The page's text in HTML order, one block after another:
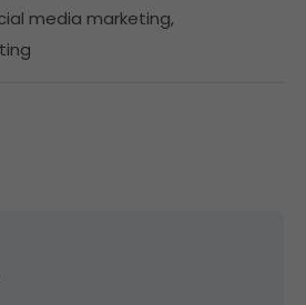
media marketing,